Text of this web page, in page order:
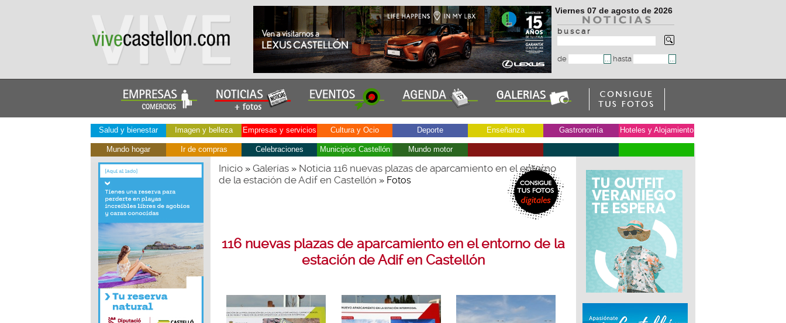
Viernes 07 de agosto de 2026
b u s c a r
de hasta
Salud y bienestar Imagen y belleza Empresas y servicios Cultura y Ocio Deporte Enseñanza Gastronomía Hoteles y Alojamiento
Mundo hogar Ir de compras Celebraciones Municipios Castellón Mundo motor
Inicio» Galerías» Noticia 116 nuevas plazas de aparcamiento en el entorno
de la estación de Adif en Castellón » Fotos
116 nuevas plazas de aparcamiento en el entorno de la
estación de Adif en Castellón